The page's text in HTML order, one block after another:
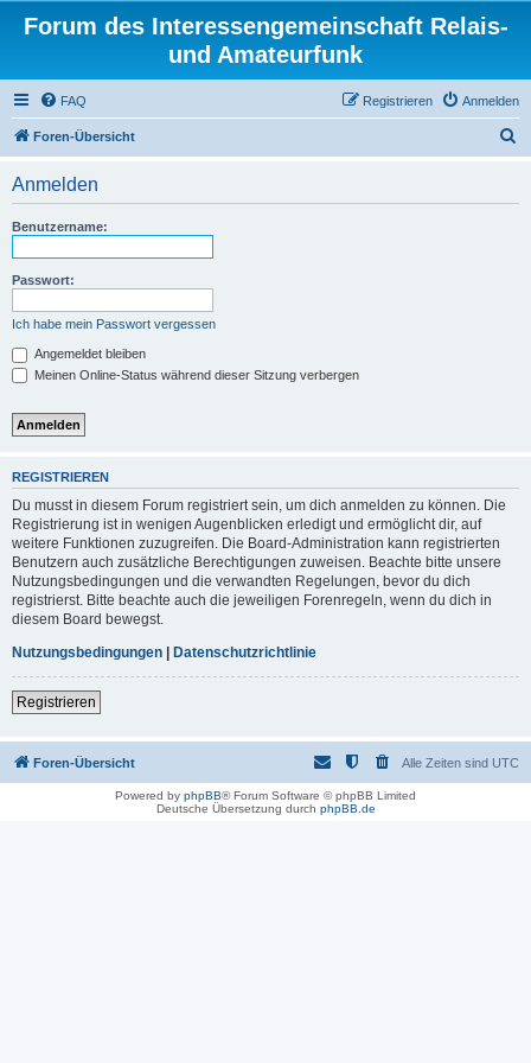
Forum des Interessengemeinschaft Relais-
und Amateurfunk
FAQ Anmelden
Registrieren
Foren-Übersicht
Anmelden
Benutzername:
Passwort:
Ich habe mein Passwort vergessen
Angemeldet bleiben
Meinen Online-Status während dieser Sitzung verbergen
REGISTRIEREN
Du musst in diesem Forum registriert sein, um dich anmelden zu können. Die
Registrierung ist in wenigen Augenblicken erledigt und ermöglicht dir, auf
weitere Funktionen zuzugreifen. Die Board-Administration kann registrierten
Benutzern auch zusätzliche Berechtigungen zuweisen. Beachte bitte unsere
Nutzungsbedingungen und die verwandten Regelungen, bevor du dich
registrierst. Bitte beachte auch die jeweiligen Forenregeln, wenn du dich in
diesem Board bewegst.
Nutzungsbedingungen | Datenschutzrichtlinie
Registrieren
Foren-Übersicht Alle Zeiten sind UTC
Powered by phpBB® Forum Software © phpBB Limited
Deutsche Übersetzung durch phpBB.de